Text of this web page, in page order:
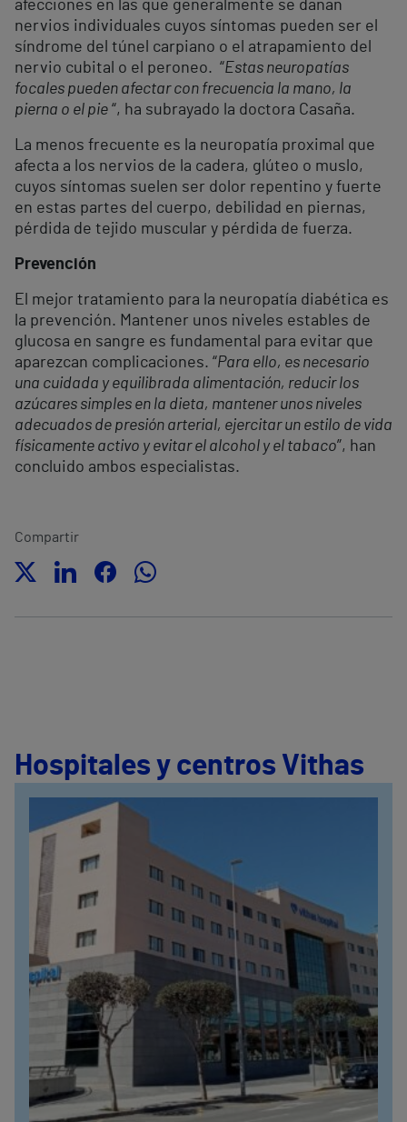
afecciones en las que generalmente se dañan
nervios individuales cuyos síntomas pueden ser el
síndrome del túnel carpiano o el atrapamiento del
nervio cubital o el peroneo. “Estas neuropatías
focales pueden afectar con frecuencia la mano, la
pierna o el pie “, ha subrayado la doctora Casaña.
La menos frecuente es la neuropatía proximal que
afecta a los nervios de la cadera, glúteo o muslo,
cuyos síntomas suelen ser dolor repentino y fuerte
en estas partes del cuerpo, debilidad en piernas,
pérdida de tejido muscular y pérdida de fuerza.
Prevención
El mejor tratamiento para la neuropatía diabética es
la prevención. Mantener unos niveles estables de
glucosa en sangre es fundamental para evitar que
aparezcan complicaciones. “Para ello, es necesario
una cuidada y equilibrada alimentación, reducir los
azúcares simples en la dieta, mantener unos niveles
adecuados de presión arterial, ejercitar un estilo de vida
físicamente activo y evitar el alcohol y el tabaco”, han
concluido ambos especialistas.
Compartir
Hospitales y centros Vithas